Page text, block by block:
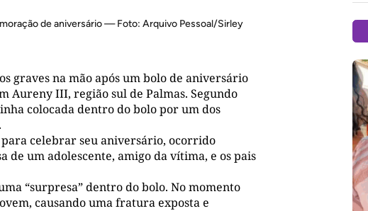
de aniversário — Foto: Arquivo Pessoal/Sirley
graves na mão após um bolo de aniversário
Aureny III, região sul de Palmas. Segundo
colocada dentro do bolo por um dos
celebrar seu aniversário, ocorrido
de um adolescente, amigo da vítima, e os pais
“surpresa” dentro do bolo. No momento
causando uma fratura exposta e